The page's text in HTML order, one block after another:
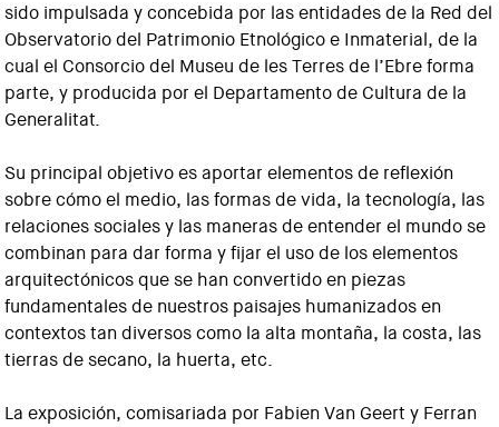
sido impulsada y concebida por las entidades de la Red del
Observatorio del Patrimonio Etnológico e Inmaterial, de la
cual el Consorcio del Museu de les Terres de l’Ebre forma
parte, y producida por el Departamento de Cultura de la
Generalitat.
Su principal objetivo es aportar elementos de reflexión
sobre cómo el medio, las formas de vida, la tecnología, las
relaciones sociales y las maneras de entender el mundo se
combinan para dar forma y fijar el uso de los elementos
arquitectónicos que se han convertido en piezas
fundamentales de nuestros paisajes humanizados en
contextos tan diversos como la alta montaña, la costa, las
tierras de secano, la huerta, etc.
La exposición, comisariada por Fabien Van Geert y Ferran